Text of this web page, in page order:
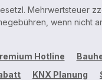
Mehrwertsteuer
wenn nicht
Hotline
KNX Planung